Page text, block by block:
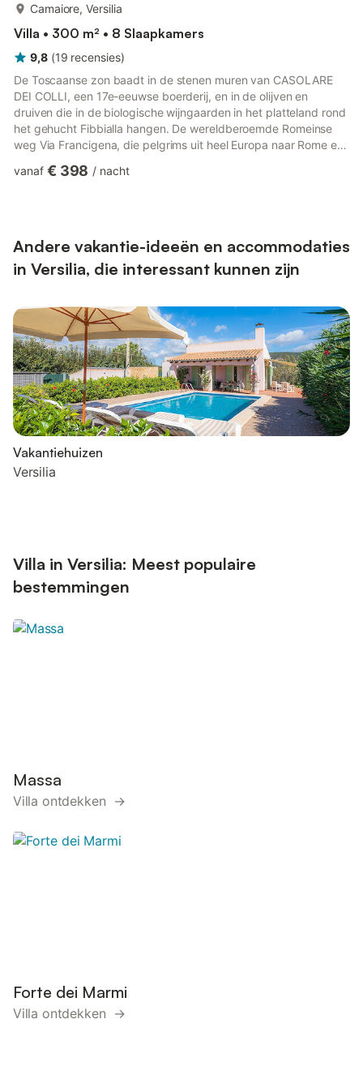
Camaiore, Versilia
Villa • 300 m² • 8 Slaapkamers
9,8 (19 recensies)
De Toscaanse zon baadt in de stenen muren van CASOLARE
DEI COLLI, een 17e-eeuwse boerderij, en in de olijven en
druiven die in de biologische wijngaarden in het platteland rond
het gehucht Fibbialla hangen. De wereldberoemde Romeinse
weg Via Francigena, die pelgrims uit heel Europa naar Rome en
heuvels, dicht bij de boerderij, en nog steeds zijn er wandelaars
vanaf € 398 / nacht
Andere vakantie-ideeën en accommodaties
in Versilia, die interessant kunnen zijn
Vakantiehuizen
Versilia
Villa in Versilia: Meest populaire
bestemmingen
Massa
Villa ontdekken →
Forte dei Marmi
Villa ontdekken →